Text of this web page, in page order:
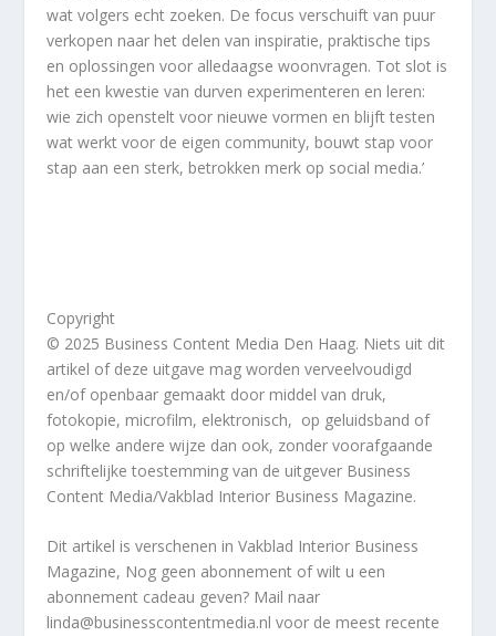
wat volgers echt zoeken. De focus verschuift van puur
verkopen naar het delen van inspiratie, praktische tips
en oplossingen voor alledaagse woonvragen. Tot slot is
het een kwestie van durven experimenteren en leren:
wie zich openstelt voor nieuwe vormen en blijft testen
wat werkt voor de eigen community, bouwt stap voor
stap aan een sterk, betrokken merk op social media.’
Copyright
© 2025 Business Content Media Den Haag. Niets uit dit
artikel of deze uitgave mag worden verveelvoudigd
en/of openbaar gemaakt door middel van druk,
fotokopie, microfilm, elektronisch, op geluidsband of
op welke andere wijze dan ook, zonder voorafgaande
schriftelijke toestemming van de uitgever Business
Content Media/Vakblad Interior Business Magazine.
Dit artikel is verschenen in Vakblad Interior Business
Magazine, Nog geen abonnement of wilt u een
abonnement cadeau geven? Mail naar
linda@businesscontentmedia.nl voor de meest recente